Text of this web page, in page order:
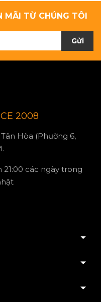
MÃI TỪ CHÚNG TÔI
Gửi
2008
Hòa (Phường 6,
21:00 các ngày trong